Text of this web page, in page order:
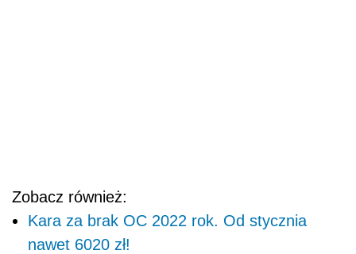
Zobacz również:
Kara za brak OC 2022 rok. Od stycznia
nawet 6020 zł!